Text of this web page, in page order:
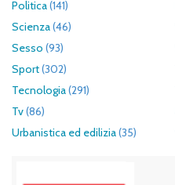
Politica(141)
Scienza(46)
Sesso (93)
Sport(302)
Tecnologia(291)
Tv(86)
Urbanistica ed edilizia(35)